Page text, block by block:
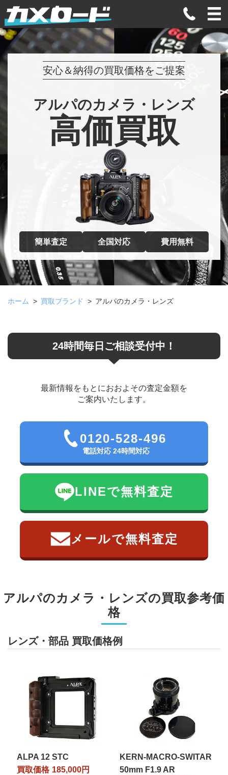
安心＆納得の買取価格をご提案
アルパのカメラ・レンズ
高価買取
簡単査定 全国対応 費用無料
ホーム 買取ブランド アルパのカメラ・レンズ
24時間毎日ご相談受付中！
最新情報をもとにおおよその査定金額を
ご案内いたします。
0120-528-496
電話対応 24時間対応
LINEで無料査定
メールで無料査定
アルパのカメラ・レンズの買取参考価
格
レンズ・部品 買取価格例
ALPA 12 STC
買取価格 185,000円
KERN-MACRO-SWITAR
50mm F1.9 AR